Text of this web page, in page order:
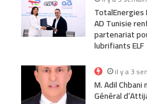
AD Tunisie
partenariat
lubrifiants ELF
il y a 3
M. Adil
Général